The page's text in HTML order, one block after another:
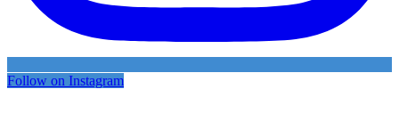
Follow on Instagram